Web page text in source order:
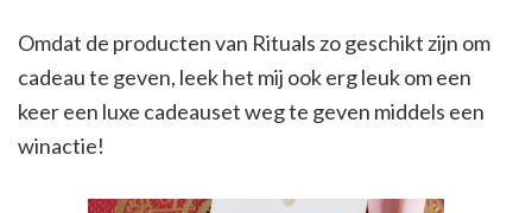
Omdat de producten van Rituals zo geschikt zijn om
cadeau te geven, leek het mij ook erg leuk om een
keer een luxe cadeauset weg te geven middels een
winactie!